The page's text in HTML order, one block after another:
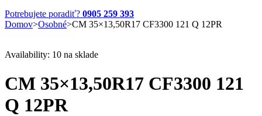
Potrebujete poradiť? 0905 259 393
Domov>Osobné>CM 35×13,50R17 CF3300 121 Q 12PR
Availability: 10 na sklade
CM 35×13,50R17 CF3300 121
Q 12PR